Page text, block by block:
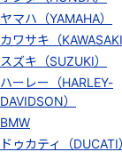
ヤマハ（YAMAHA）
カワサキ（KAWASAKI
スズキ（SUZUKI）
ハーレー（HARLEY-
DAVIDSON）
BMW
ドゥカティ（DUCATI